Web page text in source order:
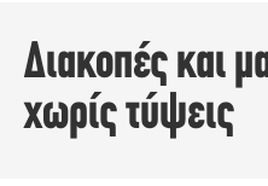
Διακοπές και
χωρίς τύψεις